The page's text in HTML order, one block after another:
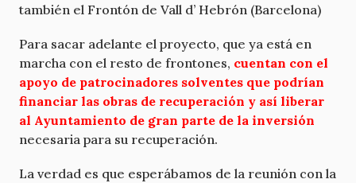
también el Frontón de Vall d’ Hebrón (Barcelona)
Para sacar adelante el proyecto, que ya está en
marcha con el resto de frontones, cuentan con el
apoyo de patrocinadores solventes que podrían
financiar las obras de recuperación y así liberar
al Ayuntamiento de gran parte de la inversión
necesaria para su recuperación.
La verdad es que esperábamos de la reunión con la